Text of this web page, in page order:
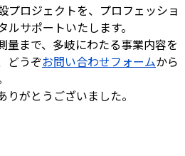
プロジェクトを、プロフェッショ
サポートいたします。
量まで、多岐にわたる事業内容を
どうぞお問い合わせフォームから
がとうございました。